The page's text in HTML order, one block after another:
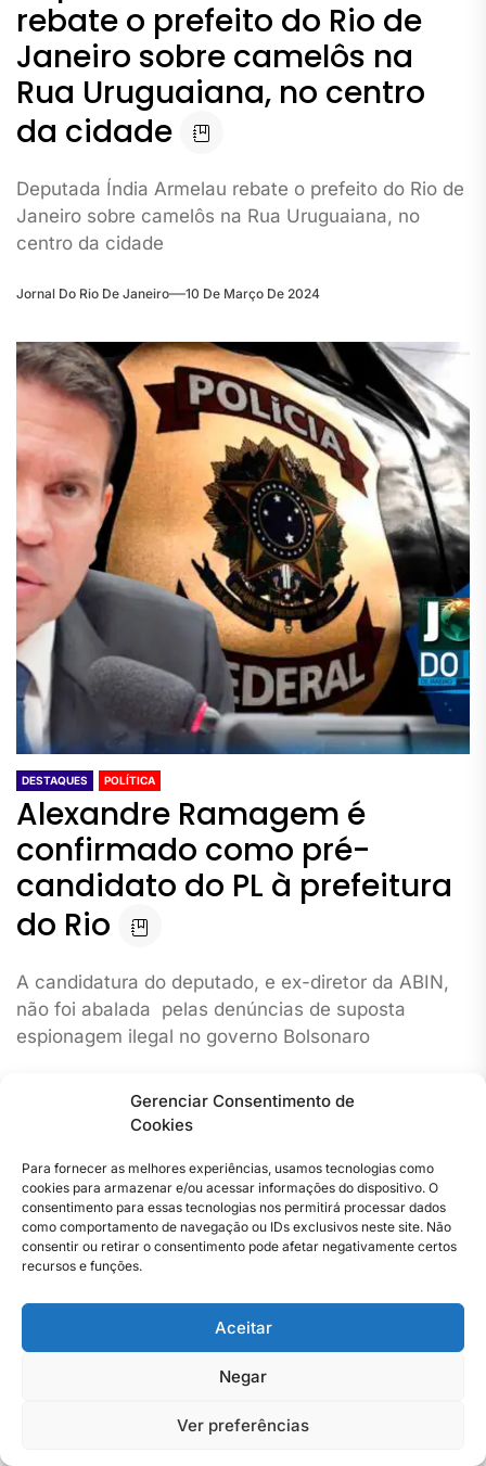
Gerenciar Consentimento de
Cookies
Para fornecer as melhores experiências, usamos tecnologias como
cookies para armazenar e/ou acessar informações do dispositivo. O
consentimento para essas tecnologias nos permitirá processar dados
como comportamento de navegação ou IDs exclusivos neste site. Não
consentir ou retirar o consentimento pode afetar negativamente certos
recursos e funções.
Aceitar
Negar
Ver preferências
rebate o prefeito do Rio de
Janeiro sobre camelôs na
Rua Uruguaiana, no centro
da cidade
Deputada Índia Armelau rebate o prefeito do Rio de
Janeiro sobre camelôs na Rua Uruguaiana, no
centro da cidade
Jornal Do Rio De Janeiro 10 De Março De 2024
DESTAQUES POLÍTICA
Alexandre Ramagem é
confirmado como pré-
candidato do PL à prefeitura
do Rio
A candidatura do deputado, e ex-diretor da ABIN,
não foi abalada pelas denúncias de suposta
espionagem ilegal no governo Bolsonaro